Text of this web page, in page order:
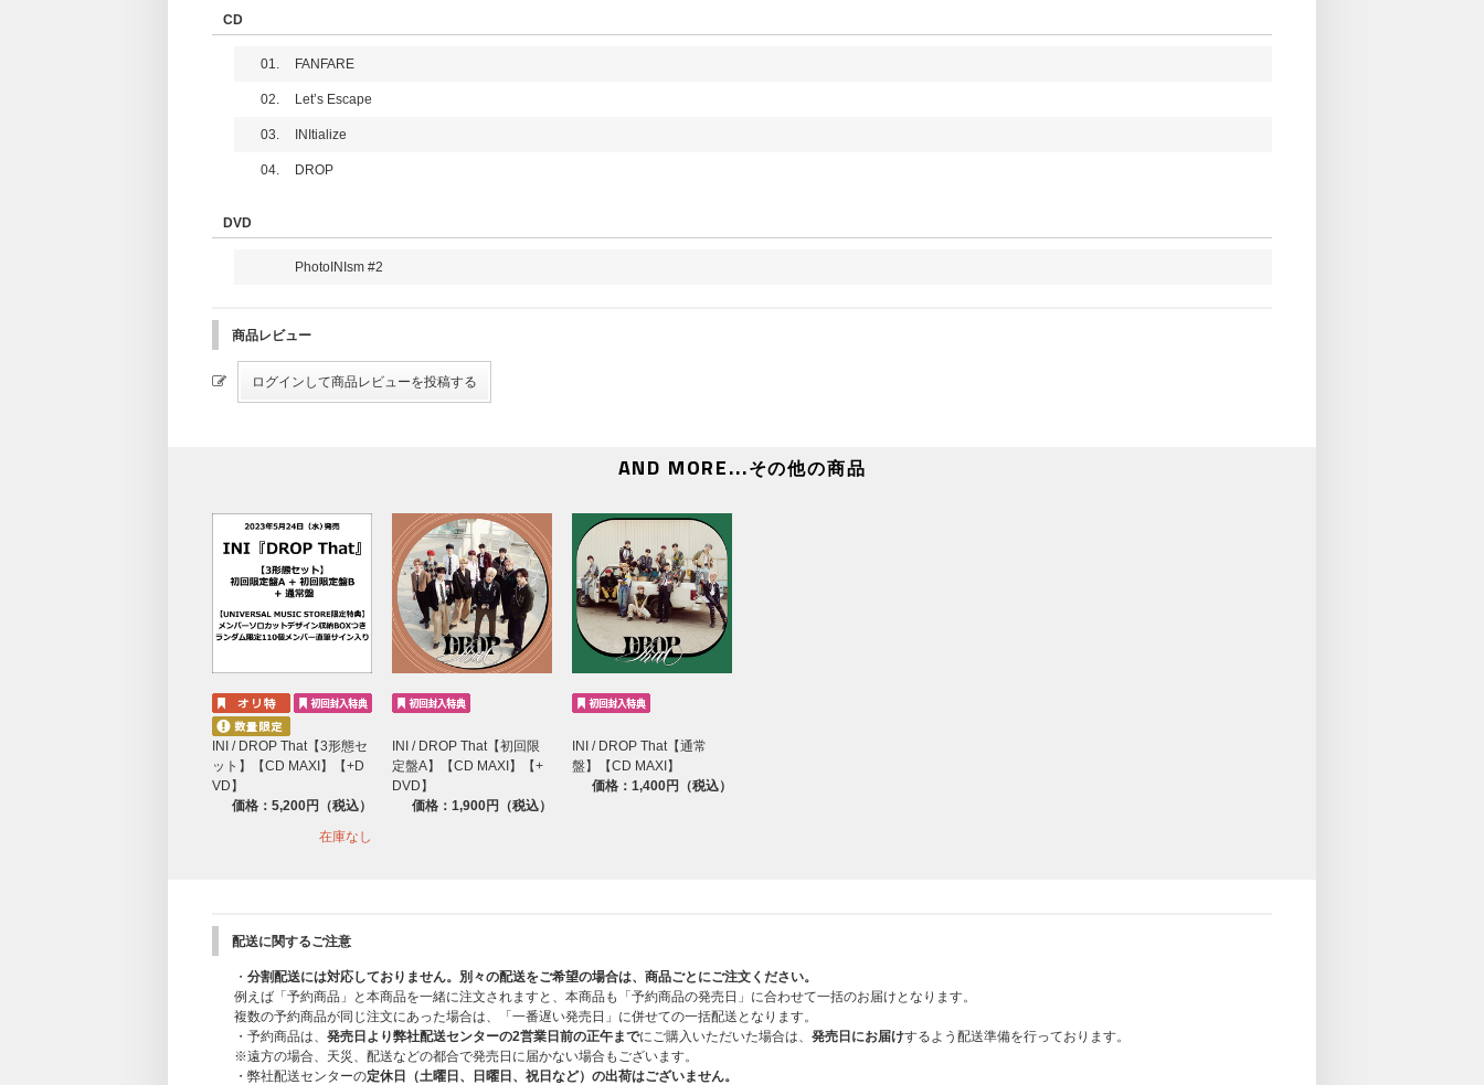
CD
01. FANFARE
02. Let’s Escape
03. INItialize
04. DROP
DVD
PhotoINIsm #2
商品レビュー
AND MORE...その他の商品
INI / DROP That【3形態セ
ット】【CD MAXI】【+D
VD】
価格：5,200円（税込）
在庫なし
INI / DROP That【初回限
定盤A】【CD MAXI】【+
DVD】
価格：1,900円（税込）
INI / DROP That【通常
盤】【CD MAXI】
価格：1,400円（税込）
配送に関するご注意
・ 分割配送には対応しておりません。別々の配送をご希望の場合は、商品ごとにご注文ください。
例えば「予約商品」と本商品を一緒に注文されますと、本商品も「予約商品の発売日」に合わせて一括のお届けとなります。
複数の予約商品が同じ注文にあった場合は、「一番遅い発売日」に併せての一括配送となります。
・予約商品は、 発売日より弊社配送センターの2営業日前の正午までにご購入いただいた場合は、 発売日にお届けするよう配送準備を行っております。
※遠方の場合、天災、配送などの都合で発売日に届かない場合もございます。
・弊社配送センターの定休日（土曜日、日曜日、祝日など）の出荷はございません。